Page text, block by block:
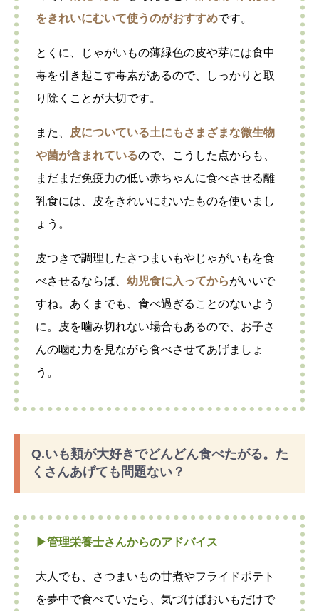
をきれいにむいて使うのがおすすめです。
とくに、じゃがいもの薄緑色の皮や芽には食中
毒を引き起こす毒素があるので、しっかりと取
り除くことが大切です。
また、
皮についている土にもさまざまな微生物
や菌が含まれているので、こうした点からも、
まだまだ免疫力の低い赤ちゃんに食べさせる離
乳食には、皮をきれいにむいたものを使いまし
ょう。
皮つきで調理したさつまいもやじゃがいもを食
べさせるならば、 幼児食に入ってからがいいで
すね。あくまでも、食べ過ぎることのないよう
に。皮を噛み切れない場合もあるので、お子さ
んの噛む力を見ながら食べさせてあげましょ
う。
Q.いも類が大好きでどんどん食べたがる。た
くさんあげても問題ない？
▶︎管理栄養士さんからのアドバイス
大人でも、さつまいもの甘煮やフライドポテト
を夢中で食べていたら、気づけばおいもだけで